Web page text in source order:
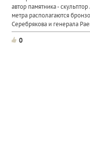
автор памятника -
метра располагаются
Серебрякова и генерала
0